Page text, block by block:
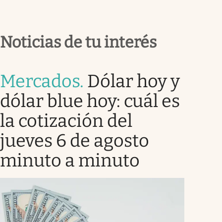
Noticias de tu interés
Mercados. Dólar hoy y
dólar blue hoy: cuál es
la cotización del
jueves 6 de agosto
minuto a minuto